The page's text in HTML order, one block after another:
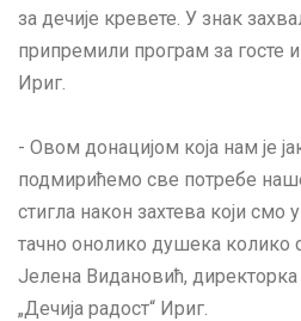
за дечије кревете. У знак
припремили програм за госте
Ириг.
- Овом донацијом која нам је
подмирићемо све потребе
стигла након захтева који смо
тачно онолико душека колико
Јелена Видановић, директорка
„Дечија радост“ Ириг.